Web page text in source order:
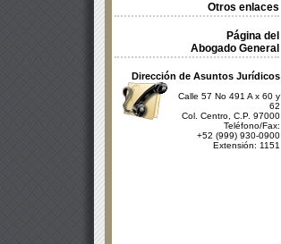
Otros enlaces
Página del
Abogado General
Dirección de Asuntos Jurídicos
Calle 57 No 491 A x 60 y
62
Col. Centro, C.P. 97000
Teléfono/Fax:
+52 (999) 930-0900
Extensión: 1151